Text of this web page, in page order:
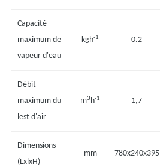
Capacité
maximum de
vapeur d'eau
kgh-1 0.2
Débit
maximum du
lest d'air
m3 h-1 1,7
Dimensions
(LxlxH)
mm 780x240x395